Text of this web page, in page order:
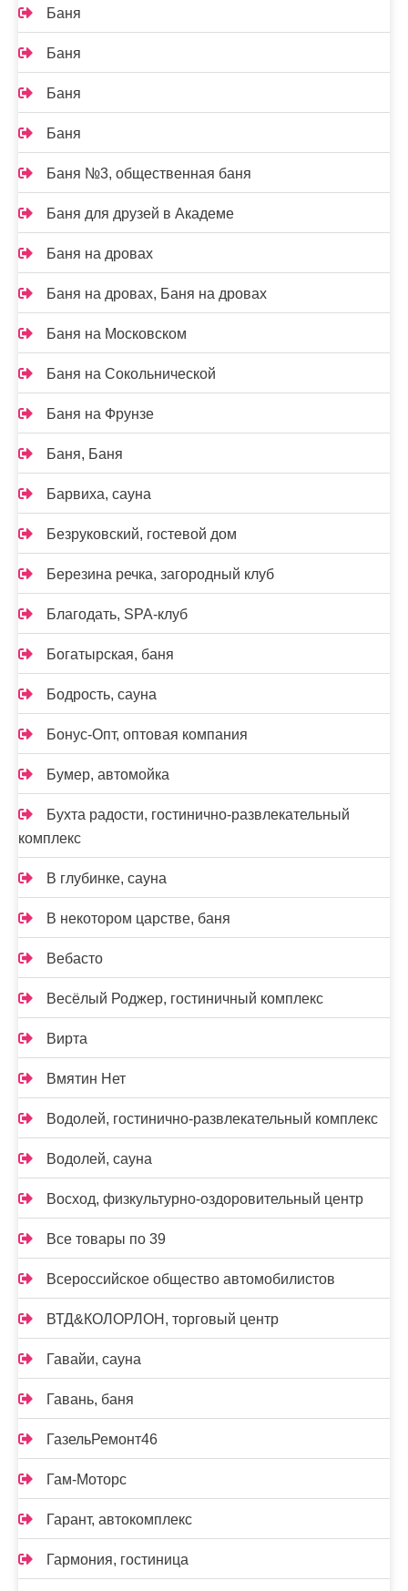
Баня
Баня
Баня
Баня
Баня №3, общественная баня
Баня для друзей в Академе
Баня на дровах
Баня на дровах, Баня на дровах
Баня на Московском
Баня на Сокольнической
Баня на Фрунзе
Баня, Баня
Барвиха, сауна
Безруковский, гостевой дом
Березина речка, загородный клуб
Благодать, SPA-клуб
Богатырская, баня
Бодрость, сауна
Бонус-Опт, оптовая компания
Бумер, автомойка
Бухта радости, гостинично-развлекательный
комплекс
В глубинке, сауна
В некотором царстве, баня
Вебасто
Весёлый Роджер, гостиничный комплекс
Вирта
Вмятин Нет
Водолей, гостинично-развлекательный комплекс
Водолей, сауна
Восход, физкультурно-оздоровительный центр
Все товары по 39
Всероссийское общество автомобилистов
ВТД&КОЛОРЛОН, торговый центр
Гавайи, сауна
Гавань, баня
ГазельРемонт46
Гам-Моторс
Гарант, автокомплекс
Гармония, гостиница